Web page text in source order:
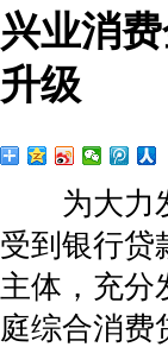
兴业消
升级
为大力发
受到银行贷
主体，充分
庭综合消费